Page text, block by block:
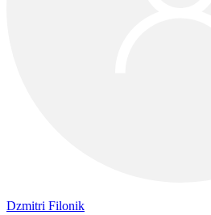
Dzmitri Filonik